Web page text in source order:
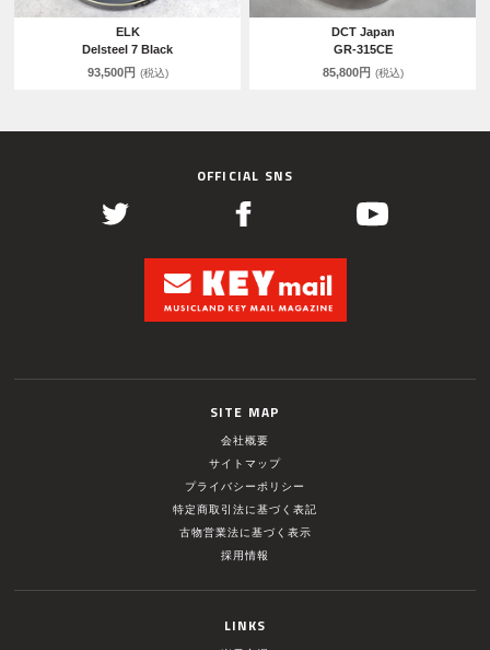
ELK
Delsteel 7 Black
93,500円 (税込)
DCT Japan
GR-315CE
85,800円 (税込)
OFFICIAL SNS
SITE MAP
会社概要
サイトマップ
プライバシーポリシー
特定商取引法に基づく表記
古物営業法に基づく表示
採用情報
LINKS